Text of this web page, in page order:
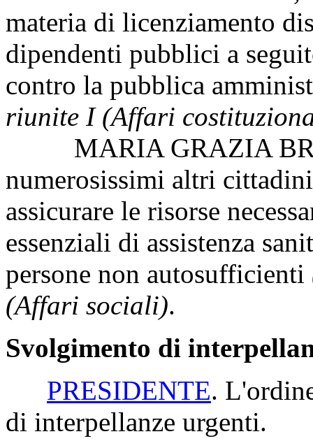
materia di licenziamento
dipendenti pubblici a
contro la pubblica
riunite I (Affari
MARIA GRAZIA
numerosissimi altri
assicurare le risorse
essenziali di assistenza
persone non autosufficienti
(Affari sociali).
Svolgimento di
PRESIDENTE.
di interpellanze urgenti.